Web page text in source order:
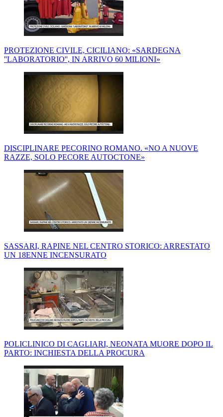
PROTEZIONE CIVILE, CICILIANO: «SARDEGNA
''LABORATORIO'', IN ARRIVO 60 MILIONI»
DISCIPLINARE PECORINO ROMANO. «NO A NUOVE
RAZZE, SOLO PECORE AUTOCTONE»
SASSARI, RAPINE NEL CENTRO STORICO: ARRESTATO
UN 18ENNE INCENSURATO
POLICLINICO DI CAGLIARI, NEONATA MUORE DOPO IL
PARTO: INCHIESTA DELLA PROCURA